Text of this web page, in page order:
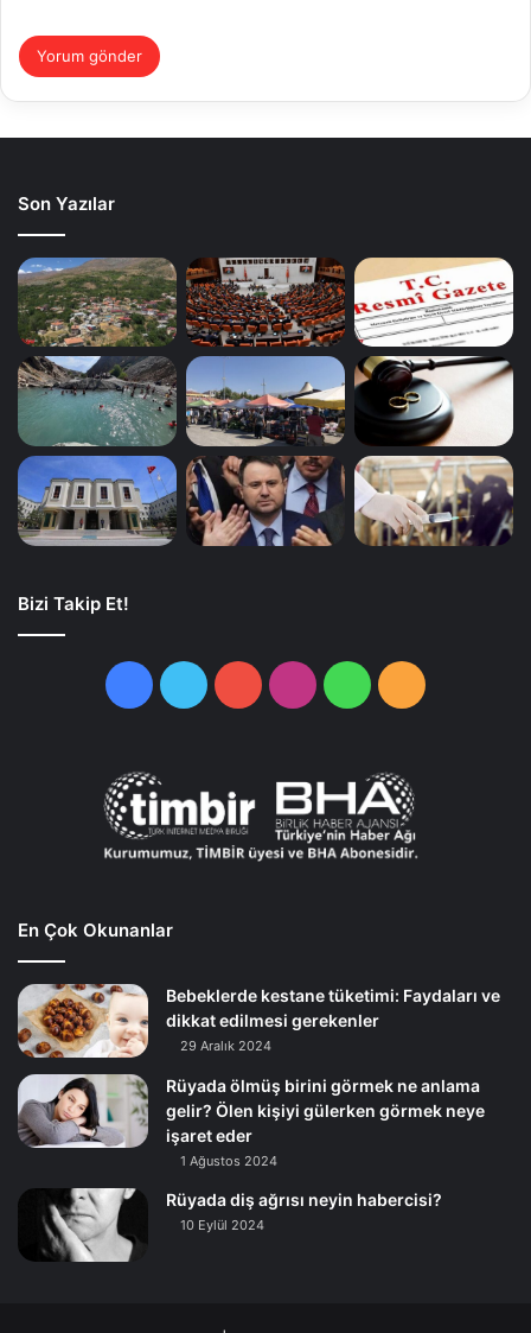
Son Yazılar
Bizi Takip Et!
FacebookTwitterYouTubeInstagramWhatsApp
RSS
En Çok Okunanlar
Bebeklerde kestane tüketimi: Faydaları ve
dikkat edilmesi gerekenler
29 Aralık 2024
Rüyada ölmüş birini görmek ne anlama
gelir? Ölen kişiyi gülerken görmek neye
işaret eder
1 Ağustos 2024
Rüyada diş ağrısı neyin habercisi?
10 Eylül 2024